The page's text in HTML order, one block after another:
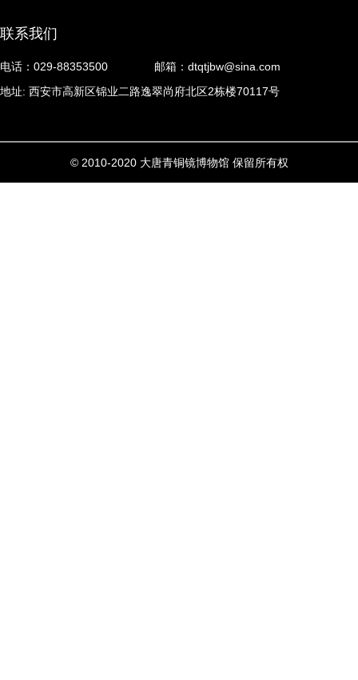
联系我们
电话：029-88353500
邮箱：dtqtjbw@sina.com
地址: 西安市高新区锦业二路逸翠尚府北区2栋楼70117号
© 2010-2020 大唐青铜镜博物馆 保留所有权